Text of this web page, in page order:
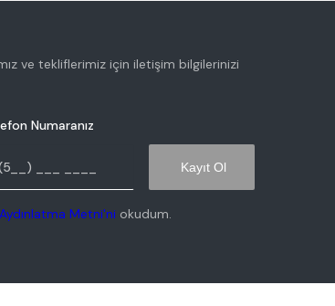
ve tekliflerimiz için iletişim bilgilerinizi
Numaranız
Kayıt Ol
Aydınlatma Metni'ni okudum.